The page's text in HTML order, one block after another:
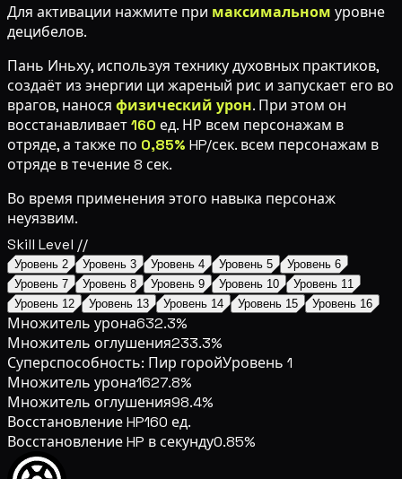
Для активации нажмите при максимальном уровне
децибелов.
Пань Иньху, используя технику духовных практиков,
создаёт из энергии ци жареный рис и запускает его во
врагов, нанося физический урон. При этом он
восстанавливает160 ед. НР всем персонажам в
отряде, а также по 0,85% HP/сек. всем персонажам в
отряде в течение 8 сек.
Во время применения этого навыка персонаж
неуязвим.
Skill Level //
Уровень 2 Уровень 3 Уровень 4 Уровень 5
Уровень 6
Уровень 7
Уровень 8 Уровень 9 Уровень 10
Уровень 11
Уровень 12
Уровень 13 Уровень 14 Уровень 15 Уровень 16
Множитель урона632.3%
Множитель оглушения233.3%
Суперспособность: Пир горойУровень 1
Множитель урона1627.8%
Множитель оглушения98.4%
Восстановление HP160 ед.
Восстановление HP в секунду0.85%